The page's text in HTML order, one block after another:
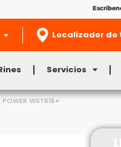
Localizador de
Servicios
POWER WST616+